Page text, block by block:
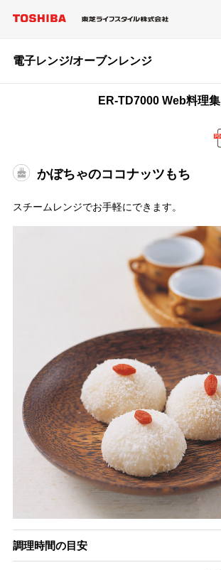
電子レンジ/オーブンレンジ
ER-TD7000 Web料理集
かぼちゃのココナッツもち
スチームレンジでお手軽にできます。
調理時間の目安